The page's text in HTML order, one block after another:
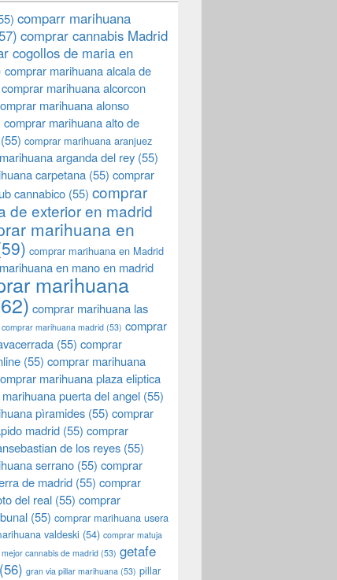
comparr marihuana
comprar cannabis Madrid
cogollos de maria en
comprar marihuana alcala de
comprar marihuana alcorcon
marihuana alonso
comprar marihuana alto de
(55) comprar marihuana aranjuez
arganda del rey (55)
carpetana (55) comprar
cannabico (55) comprar
de exterior en madrid
marihuana en
comprar marihuana en Madrid
en mano en madrid
marihuana
comprar marihuana las
comprar marihuana madrid (53) comprar
(55) comprar
(55) comprar marihuana
marihuana plaza eliptica
puerta del angel (55)
pìramides (55) comprar
madrid (55) comprar
de los reyes (55)
serrano (55) comprar
de madrid (55) comprar
del real (55) comprar
(55) comprar marihuana usera
valdeski (54) comprar matuja
cannabis de madrid (53) getafe
(56) gran via pillar marihuana (53) pillar